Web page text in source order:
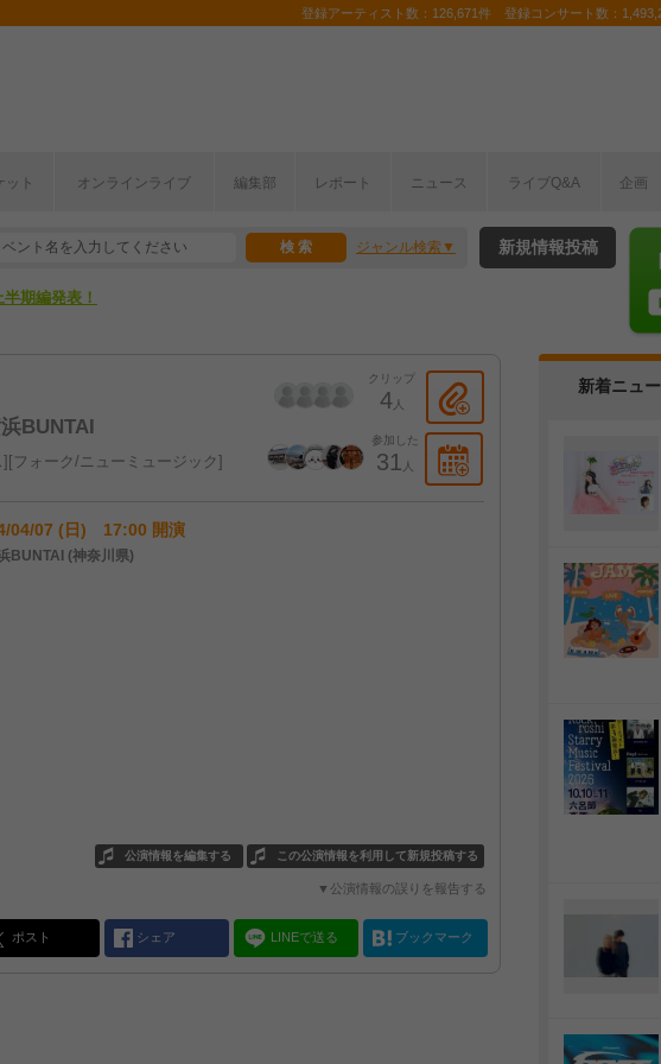
登録アーティスト数：126,671件 登録コンサート数：
ット オンラインライブ 編集部 レポート ニュース ライブQ&A 企画
ジャンル検索
こから！
期編発表！
新規情報投稿
BUNTAI
クリップ
4人
参加した
31 人
フォーク/ニューミュージック
04/07 (日) 17:00 開演
BUNTAI (神奈川県)
この公演情報を利用して新規投稿する
公演情報を編集する
▼公演情報の誤りを報告する
ポスト シェア LINEで送る ブックマーク
新着ニュ